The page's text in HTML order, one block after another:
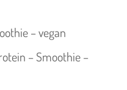
– vegan
– Smoothie –